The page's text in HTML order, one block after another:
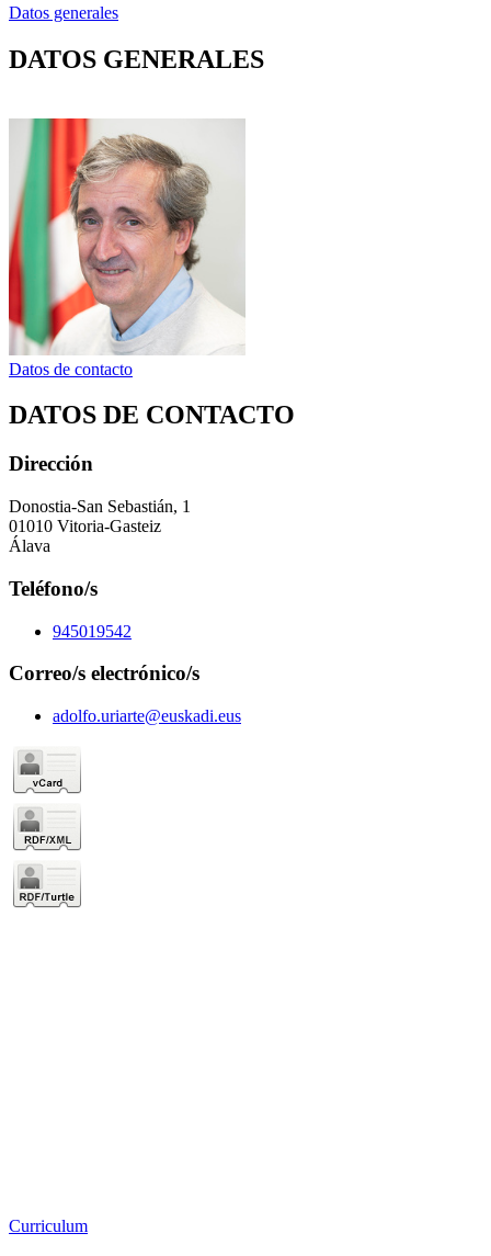
Datos generales
DATOS GENERALES
Datos de contacto
DATOS DE CONTACTO
Dirección
Donostia-San Sebastián, 1
01010 Vitoria-Gasteiz
Álava
Teléfono/s
945019542
Correo/s electrónico/s
adolfo.uriarte@euskadi.eus
Curriculum